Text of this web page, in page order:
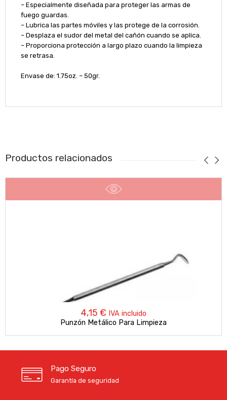
– Especialmente diseñada para proteger las armas de
fuego guardas.
– Lubrica las partes móviles y las protege de la corrosión.
– Desplaza el sudor del metal del cañón cuando se aplica.
– Proporciona protección a largo plazo cuando la limpieza
se retrasa.
Envase de: 1.75oz. – 50gr.
Productos relacionados
4,15 € IVA incluido
Punzón Metálico Para Limpieza
Pago Seguro
Garantía de seguridad